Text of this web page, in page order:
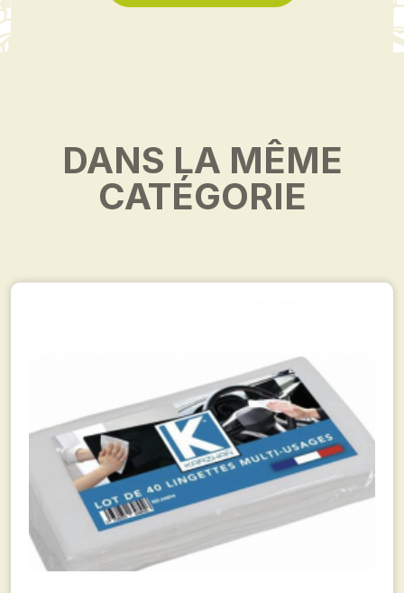
DANS LA MÊME
CATÉGORIE